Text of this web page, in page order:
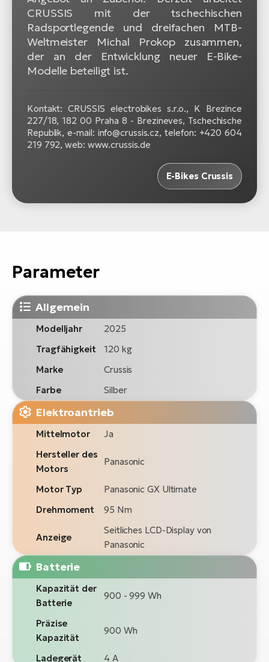
CRUSSIS mit der tschechischen
Radsportlegende und dreifachen MTB-
Weltmeister Michal Prokop zusammen,
der an der Entwicklung neuer E-Bike-
Modelle beteiligt ist.
Kontakt: CRUSSIS electrobikes s.r.o., K Brezince
227/18, 182 00 Praha 8 - Brezineves, Tschechische
Republik, e-mail: info@crussis.cz, telefon: +420 604
219 792, web: www.crussis.de
E-Bikes Crussis
Parameter
Allgemein
Modelljahr
2025
Tragfähigkeit
120 kg
Marke
Crussis
Farbe
Silber
Elektroantrieb
Mittelmotor
Ja
Hersteller des
Motors
Panasonic
Motor Typ
Panasonic GX Ultimate
Drehmoment
95 Nm
Anzeige
Seitliches LCD-Display von
Panasonic
Batterie
Kapazität der
Batterie
900 - 999 Wh
Präzise
Kapazität
900 Wh
Ladegerät 4 A